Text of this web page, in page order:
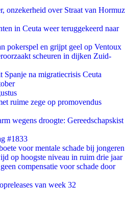
onzekerheid over Straat van Hormuz
in Ceuta weer teruggekeerd naar
pokerspel en grijpt geel op Ventoux
scheuren in dijken Zuid-
na migratiecrisis Ceuta
ruime zege op promovendus
wegens droogte: Gereedschapskist
#1833
voor mentale schade bij jongeren
op hoogste niveau in ruim drie jaar
compensatie voor schade door
van week 32